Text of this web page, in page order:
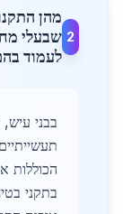
2
מהן
שבעלי
לעמוד
בבני
הכוללות
בתקני